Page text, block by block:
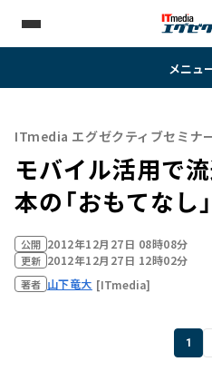
メニュ
ITmedia エグゼクティブセミナ
モバイル活用で流
本の「おもてなし
公開 2012年12月27日 08時08分
更新 2012年12月27日 12時02分
著者 山下竜大 [ITmedia]
1